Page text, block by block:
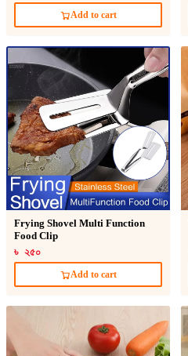
Add to cart
Frying Shovel Multi Function
Food Clip
৳ ২৫০
Add to cart